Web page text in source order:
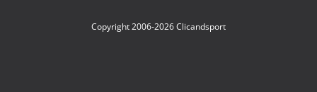
Copyright 2006-2026 Clicandsport